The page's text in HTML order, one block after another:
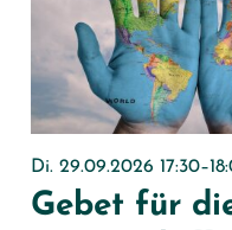
Di. 29.09.2026
Gebet für